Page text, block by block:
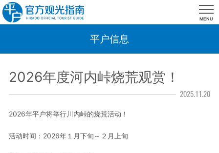
MENU
平户信息
2026年度河内峠烧荒观赏！
2025.11.20
2026年平户将举行川内峠的烧荒活动！
活动时间：2026年１月下旬～２月上旬